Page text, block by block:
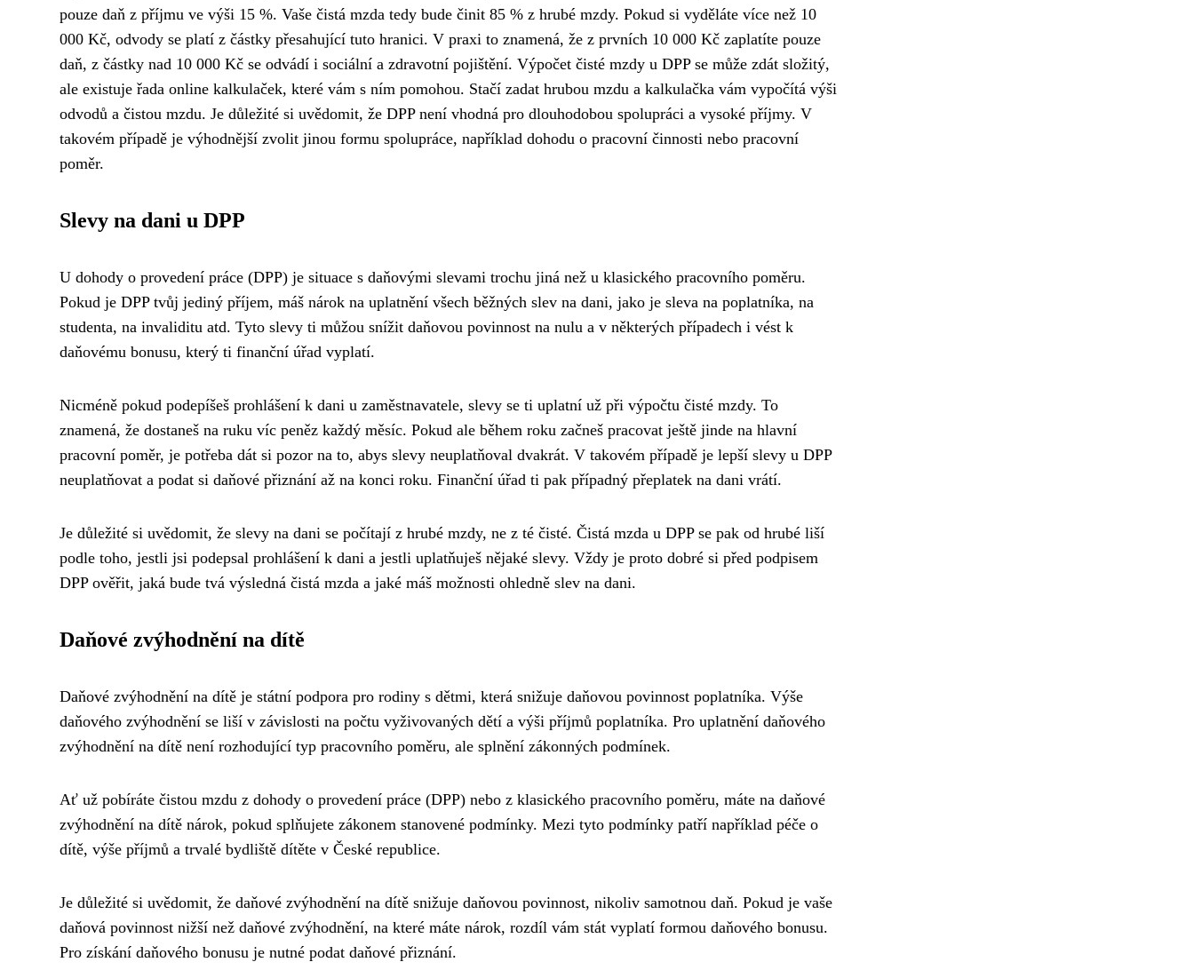
pouze daň z příjmu ve výši 15 %. Vaše čistá mzda tedy bude činit 85 % z hrubé mzdy. Pokud si vyděláte více než 10
000 Kč, odvody se platí z částky přesahující tuto hranici. V praxi to znamená, že z prvních 10 000 Kč zaplatíte pouze
daň, z částky nad 10 000 Kč se odvádí i sociální a zdravotní pojištění. Výpočet čisté mzdy u DPP se může zdát složitý,
ale existuje řada online kalkulaček, které vám s ním pomohou. Stačí zadat hrubou mzdu a kalkulačka vám vypočítá výši
odvodů a čistou mzdu. Je důležité si uvědomit, že DPP není vhodná pro dlouhodobou spolupráci a vysoké příjmy. V
takovém případě je výhodnější zvolit jinou formu spolupráce, například dohodu o pracovní činnosti nebo pracovní
poměr.
Slevy na dani u DPP
U dohody o provedení práce (DPP) je situace s daňovými slevami trochu jiná než u klasického pracovního poměru.
Pokud je DPP tvůj jediný příjem, máš nárok na uplatnění všech běžných slev na dani, jako je sleva na poplatníka, na
studenta, na invaliditu atd. Tyto slevy ti můžou snížit daňovou povinnost na nulu a v některých případech i vést k
daňovému bonusu, který ti finanční úřad vyplatí.
Nicméně pokud podepíšeš prohlášení k dani u zaměstnavatele, slevy se ti uplatní už při výpočtu čisté mzdy. To
znamená, že dostaneš na ruku víc peněz každý měsíc. Pokud ale během roku začneš pracovat ještě jinde na hlavní
pracovní poměr, je potřeba dát si pozor na to, abys slevy neuplatňoval dvakrát. V takovém případě je lepší slevy u DPP
neuplatňovat a podat si daňové přiznání až na konci roku. Finanční úřad ti pak případný přeplatek na dani vrátí.
Je důležité si uvědomit, že slevy na dani se počítají z hrubé mzdy, ne z té čisté. Čistá mzda u DPP se pak od hrubé liší
podle toho, jestli jsi podepsal prohlášení k dani a jestli uplatňuješ nějaké slevy. Vždy je proto dobré si před podpisem
DPP ověřit, jaká bude tvá výsledná čistá mzda a jaké máš možnosti ohledně slev na dani.
Daňové zvýhodnění na dítě
Daňové zvýhodnění na dítě je státní podpora pro rodiny s dětmi, která snižuje daňovou povinnost poplatníka. Výše
daňového zvýhodnění se liší v závislosti na počtu vyživovaných dětí a výši příjmů poplatníka. Pro uplatnění daňového
zvýhodnění na dítě není rozhodující typ pracovního poměru, ale splnění zákonných podmínek.
Ať už pobíráte čistou mzdu z dohody o provedení práce (DPP) nebo z klasického pracovního poměru, máte na daňové
zvýhodnění na dítě nárok, pokud splňujete zákonem stanovené podmínky. Mezi tyto podmínky patří například péče o
dítě, výše příjmů a trvalé bydliště dítěte v České republice.
Je důležité si uvědomit, že daňové zvýhodnění na dítě snižuje daňovou povinnost, nikoliv samotnou daň. Pokud je vaše
daňová povinnost nižší než daňové zvýhodnění, na které máte nárok, rozdíl vám stát vyplatí formou daňového bonusu.
Pro získání daňového bonusu je nutné podat daňové přiznání.